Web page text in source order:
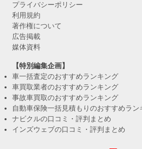
プライバシーポリシー
利用規約
著作権について
広告掲載
媒体資料
【特別編集企画】
車一括査定のおすすめランキング
車買取業者のおすすめランキング
事故車買取のおすすめランキング
自動車保険一括見積もりのおすすめラン
ナビクルの口コミ・評判まとめ
インズウェブの口コミ・評判まとめ